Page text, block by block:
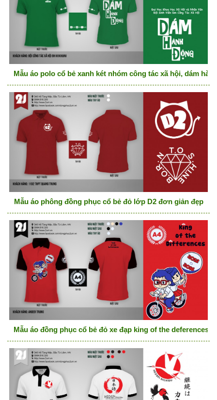
Mẫu áo polo cổ bẻ xanh két nhóm công tác xã hội, dám
Mẫu áo phông đồng phục cổ bẻ đỏ lớp D2 đơn giản đẹp
Mẫu áo đồng phục cổ bẻ đỏ xe đạp king of the deferences